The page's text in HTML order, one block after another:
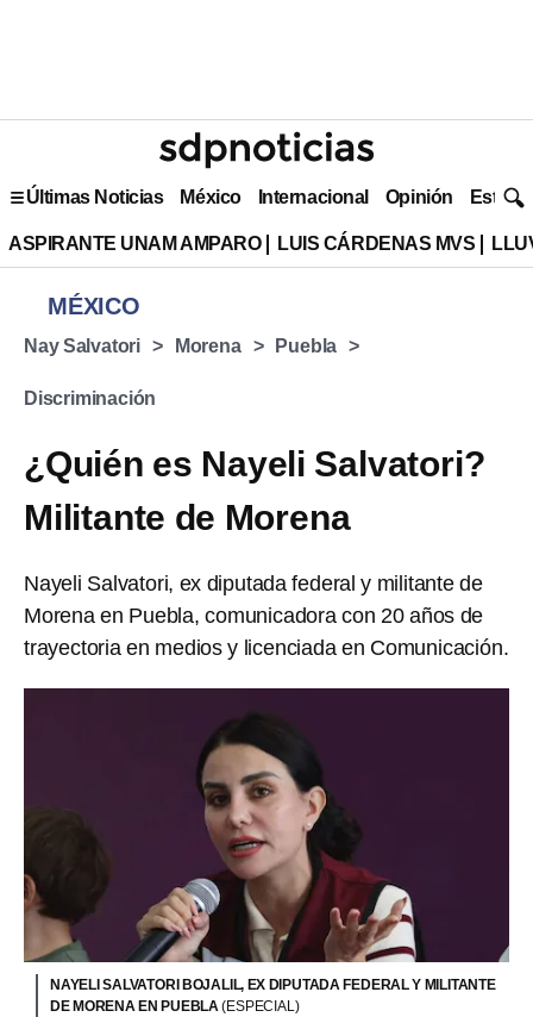
Últimas Noticias México Internacional Opinión Estilo
ASPIRANTE UNAM AMPARO LUIS CÁRDENAS MVS
MÉXICO
Nay Salvatori Morena Puebla
Discriminación
¿Quién es Nayeli Salvatori?
Militante de Morena
Nayeli Salvatori, ex diputada federal y militante de
Morena en Puebla, comunicadora con 20 años de
trayectoria en medios y licenciada en Comunicación.
NAYELI SALVATORI BOJALIL, EX DIPUTADA FEDERAL Y MILITANTE
DE MORENA EN PUEBLA(ESPECIAL)